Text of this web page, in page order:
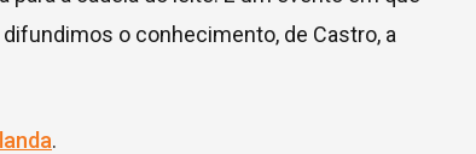
o conhecimento, de Castro, a
.